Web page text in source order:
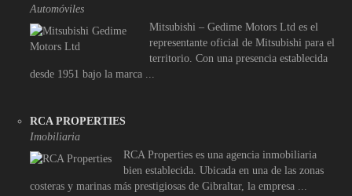
Automóviles
Mitsubishi – Gedime Motors Ltd es el
representante oficial de Mitsubishi para el
territorio. Con una presencia establecida
desde 1951 bajo la marca ...
RCA PROPERTIES
Imobiliaria
RCA Properties es una agencia inmobiliaria
bien establecida. Ubicada en una de las zonas
costeras y marinas más prestigiosas de Gibraltar, la empresa ...